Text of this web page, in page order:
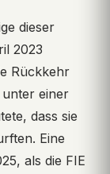
dieser
2023
Rückkehr
einer
dass sie
Eine
als die FIE